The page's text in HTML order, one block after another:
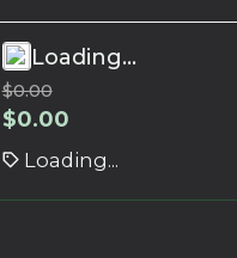
Loading...
$0.00
$0.00
Loading...